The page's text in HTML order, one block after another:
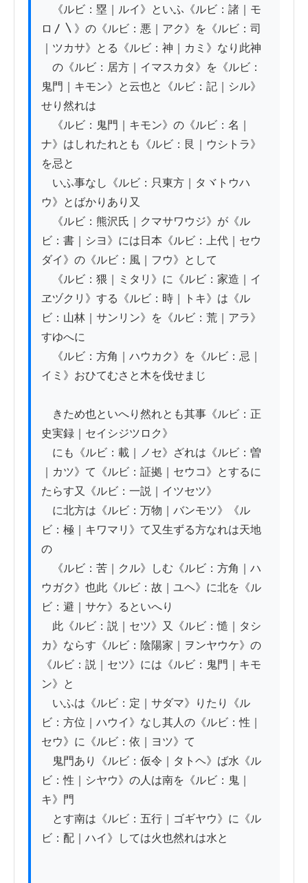
《ルビ：塁｜ルイ》といふ《ルビ：諸｜モ
ロ〳〵》の《ルビ：悪｜アク》を《ルビ：司
｜ツカサ》とる《ルビ：神｜カミ》なり此神
の《ルビ：居方｜イマスカタ》を《ルビ：
鬼門｜キモン》と云也と《ルビ：記｜シル》
せり然れは
《ルビ：鬼門｜キモン》の《ルビ：名｜
ナ》はしれたれとも《ルビ：艮｜ウシトラ》
を忌と
いふ事なし《ルビ：只東方｜タヾトウハ
ウ》とばかりあり又
《ルビ：熊沢氏｜クマサワウジ》が《ル
ビ：書｜シヨ》には日本《ルビ：上代｜セウ
ダイ》の《ルビ：風｜フウ》として
《ルビ：猥｜ミタリ》に《ルビ：家造｜イ
ヱヅクリ》する《ルビ：時｜トキ》は《ル
ビ：山林｜サンリン》を《ルビ：荒｜アラ》
すゆへに
《ルビ：方角｜ハウカク》を《ルビ：忌｜
イミ》おひてむさと木を伐せまじ
きため也といへり然れとも其事《ルビ：正
史実録｜セイシジツロク》
にも《ルビ：載｜ノセ》ざれは《ルビ：曽
｜カツ》て《ルビ：証拠｜セウコ》とするに
たらす又《ルビ：一説｜イツセツ》
に北方は《ルビ：万物｜バンモツ》《ル
ビ：極｜キワマリ》て又生ずる方なれは天地
の
《ルビ：苦｜クル》しむ《ルビ：方角｜ハ
ウガク》也此《ルビ：故｜ユヘ》に北を《ル
ビ：避｜サケ》るといへり
此《ルビ：説｜セツ》又《ルビ：慥｜タシ
カ》ならす《ルビ：陰陽家｜ヲンヤウケ》の
《ルビ：説｜セツ》には《ルビ：鬼門｜キモ
ン》と
いふは《ルビ：定｜サダマ》りたり《ル
ビ：方位｜ハウイ》なし其人の《ルビ：性｜
セウ》に《ルビ：依｜ヨツ》て
鬼門あり《ルビ：仮令｜タトヘ》ば水《ル
ビ：性｜シヤウ》の人は南を《ルビ：鬼｜
キ》門
とす南は《ルビ：五行｜ゴギヤウ》に《ル
ビ：配｜ハイ》しては火也然れは水と